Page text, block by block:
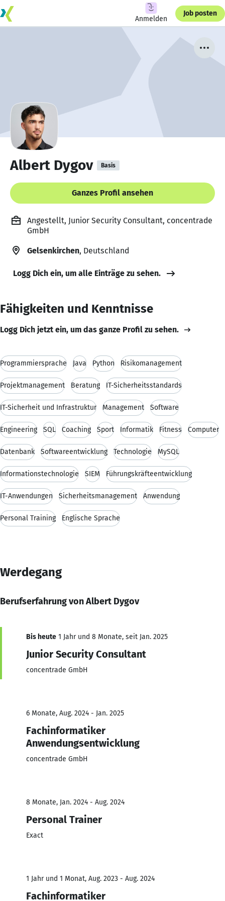
Anmelden
Job posten
Albert Dygov Basis
Ganzes Profil ansehen
Angestellt, Junior Security Consultant, concentrade
GmbH
Gelsenkirchen, Deutschland
Logg Dich ein, um alle Einträge zu sehen.
Fähigkeiten und Kenntnisse
Logg Dich jetzt ein, um das ganze Profil zu sehen.
Programmiersprache Java Python Risikomanagement
Projektmanagement Beratung IT-Sicherheitsstandards
IT-Sicherheit und Infrastruktur Management Software
Engineering SQL Coaching Sport Informatik Fitness Computer
Datenbank Softwareentwicklung Technologie MySQL
Informationstechnologie SIEM Führungskräfteentwicklung
IT-Anwendungen Sicherheitsmanagement Anwendung
Personal Training Englische Sprache
Werdegang
Berufserfahrung von Albert Dygov
Bis heute 1 Jahr und 8 Monate, seit Jan. 2025
Junior Security Consultant
concentrade GmbH
6 Monate, Aug. 2024 - Jan. 2025
Fachinformatiker
Anwendungsentwicklung
concentrade GmbH
8 Monate, Jan. 2024 - Aug. 2024
Personal Trainer
Exact
1 Jahr und 1 Monat, Aug. 2023 - Aug. 2024
Fachinformatiker